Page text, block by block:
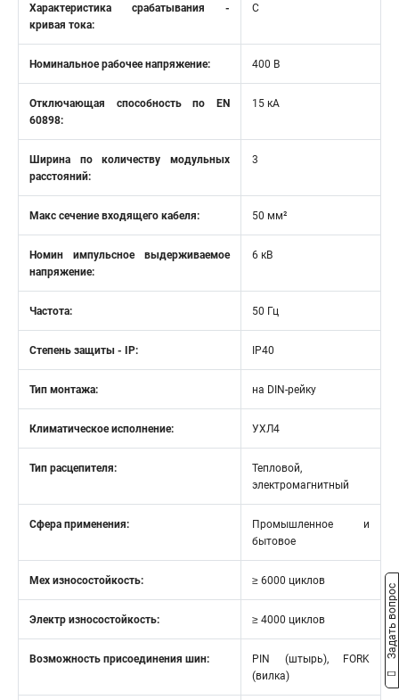
Характеристика срабатывания -
кривая тока:
C
Номинальное рабочее напряжение: 400 В
Отключающая способность по EN
60898:
15 кА
Ширина по количеству модульных
расстояний:
3
Макс сечение входящего кабеля: 50 мм²
Номин импульсное выдерживаемое
напряжение:
6 кВ
Частота: 50 Гц
Степень защиты - IP: IP40
Тип монтажа: на DIN-рейку
Климатическое исполнение: УХЛ4
Тип расцепителя:
Тепловой,
электромагнитный
Сфера применения:
Промышленное и
бытовое
Мех износостойкость: ≥ 6000 циклов
Электр износостойкость: ≥ 4000 циклов
Возможность присоединения шин:
PIN (штырь), FORK
(вилка)
Задать вопрос